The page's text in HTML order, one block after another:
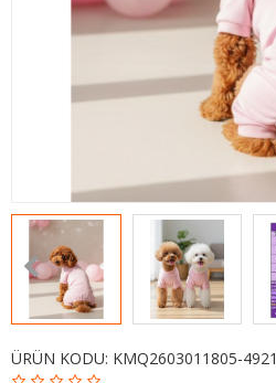
A. Listem (0)
ÜRÜN KODU: KMQ2603011805-4921